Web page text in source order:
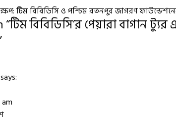
টিম বিবিডিসি ও পশ্চিম রতনপুর জাগরণ
টিম বিবিডিসি’র পেয়ারা বাগান
says: